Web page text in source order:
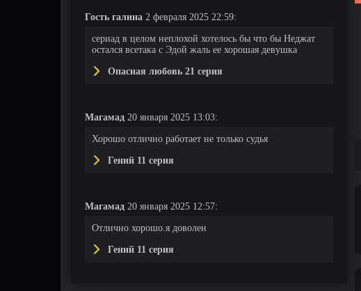
Гость галина 2 февраля 2025 22:59:
сериад в целом неплохой хотелось бы что бы Неджат
остался всетака с Эдой жаль ее хорошая девушка
Опасная любовь 21 серия
Магамад 20 января 2025 13:03:
Хорошо отлично работает не только судья
Гений 11 серия
Магамад 20 января 2025 12:57:
Отлично хорошо.я доволен
Гений 11 серия